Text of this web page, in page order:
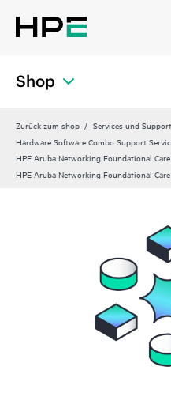
Shop
Zurück zum shop Services und Support
Hardware Software Combo Support
HPE Aruba Networking Foundational
HPE Aruba Networking Foundational